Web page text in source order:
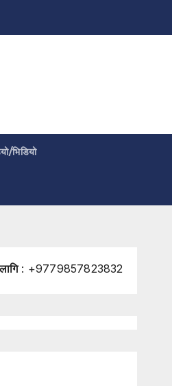
भिडियो
: +9779857823832